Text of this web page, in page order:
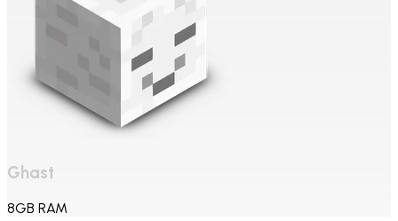
Ghast
8GB RAM